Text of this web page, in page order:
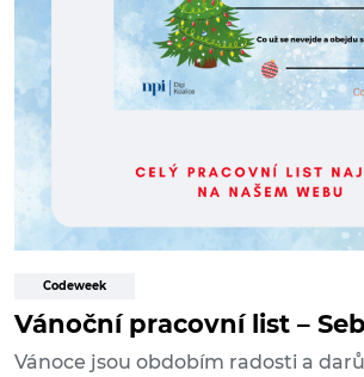
Codeweek
Vánoční pracovní list –
Vánoce jsou obdobím radosti a